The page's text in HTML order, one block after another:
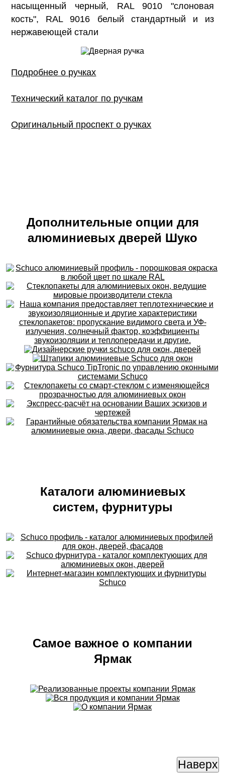
насыщенный черный, RAL 9010 "слоновая
кость", RAL 9016 белый стандартный и из
нержавеющей стали
Подробнее о ручках
Технический каталог по ручкам
Оригинальный проспект о ручках
Дополнительные опции для
алюминиевых дверей Шуко
Каталоги алюминиевых
систем, фурнитуры
Самое важное о компании
Ярмак
Наверх